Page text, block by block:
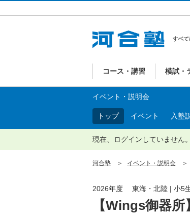
コース・講習 模試・
イベント・説明会
トップ イベント 入塾
現在、ログインしていません。
河合塾 イベント・説明会
【Wings御器
2026年度 東海・北陸 | 小5